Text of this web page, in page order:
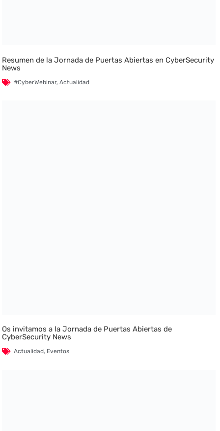
Resumen de la Jornada de Puertas Abiertas en CyberSecurity
News
#CyberWebinar,Actualidad
Os invitamos a la Jornada de Puertas Abiertas de
CyberSecurity News
Actualidad, Eventos